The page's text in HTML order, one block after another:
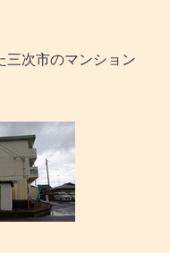
三次市のマンション